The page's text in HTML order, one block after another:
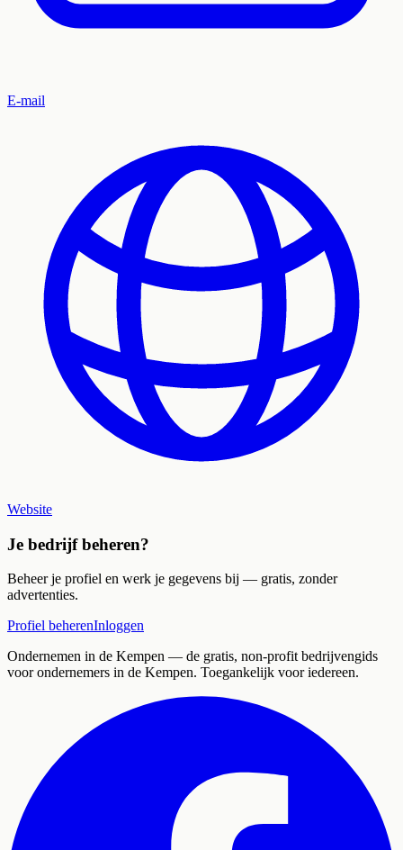
E-mail
Website
Je bedrijf beheren?
Beheer je profiel en werk je gegevens bij — gratis, zonder
advertenties.
Profiel beherenInloggen
Ondernemen in de Kempen — de gratis, non-profit bedrijvengids
voor ondernemers in de Kempen. Toegankelijk voor iedereen.